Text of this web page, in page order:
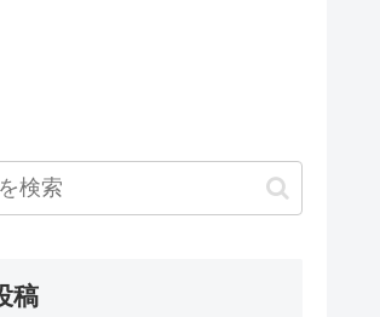
稿